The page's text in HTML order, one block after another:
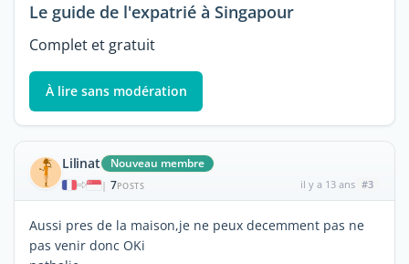
Le guide de l'expatrié à Singapour
Complet et gratuit
À lire sans modération
Lilinat Nouveau membre
| 7POSTS il y a 13 ans #3
Aussi pres de la maison,je ne peux decemment pas ne
pas venir donc OKi